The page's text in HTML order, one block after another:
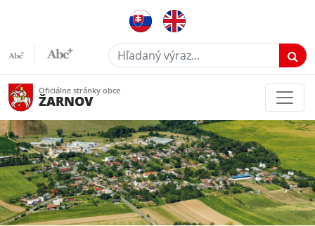
Hľadaný výraz...
Oficiálne stránky obce
ŽARNOV